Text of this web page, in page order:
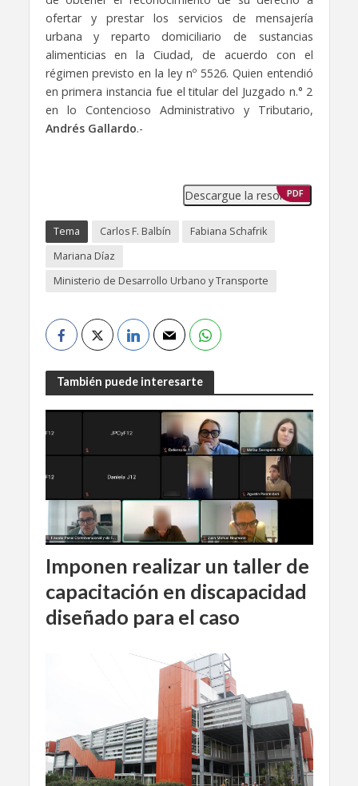
ofertar y prestar los servicios de mensajería
urbana y reparto domiciliario de sustancias
alimenticias en la Ciudad, de acuerdo con el
régimen previsto en la ley nº 5526. Quien entendió
en primera instancia fue el titular del Juzgado n.° 2
en lo Contencioso Administrativo y Tributario,
Andrés Gallardo.-
Descargue la resolución
PDF
Tema Carlos F. Balbín
Fabiana Schafrik
Mariana Díaz
Ministerio de Desarrollo Urbano y Transporte
También puede interesarte
Imponen realizar un taller de
capacitación en discapacidad
diseñado para el caso